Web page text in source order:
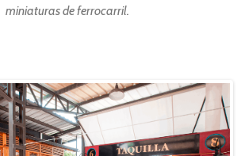
miniaturas de ferrocarril.